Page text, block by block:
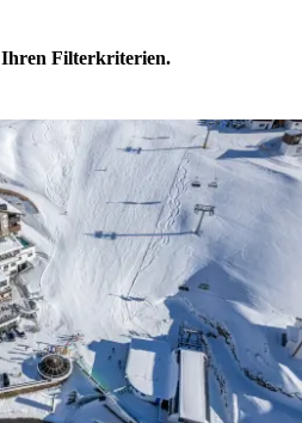
Ihren Filterkriterien.